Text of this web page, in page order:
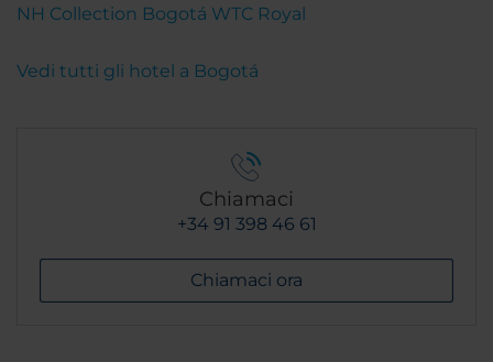
NH Collection Bogotá WTC Royal
Vedi tutti gli hotel a Bogotá
Chiamaci
+34 91 398 46 61
Chiamaci ora